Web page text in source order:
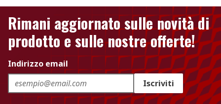
Rimani aggiornato sulle novità di
prodotto e sulle nostre offerte!
Indirizzo email
Iscriviti